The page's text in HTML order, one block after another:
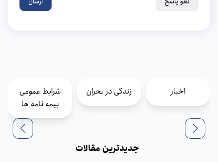
اخبار زندگی در بحران
شرایط عمومی
بیمه نامه ها
جدیدترین مقالات